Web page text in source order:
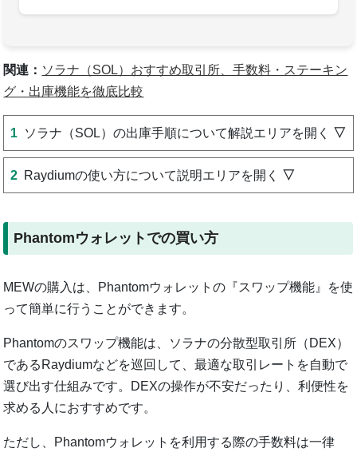
関連： ソラナ（SOL）おすすめ取引所、手数料・ステーキン
グ・出庫機能を徹底比較
ソラナ（SOL）の出庫手順について解説エリアを開く
Raydiumの使い方について説明エリアを開く
Phantomウォレットでの買い方
MEWの購入は、Phantomウォレットの『スワップ機能』を使
って簡単に行うことができます。
Phantomのスワップ機能は、ソラナの分散型取引所（DEX）
であるRaydiumなどを巡回して、最適な取引レートを自動で
選び出す仕組みです。DEXの操作が不安だったり、利便性を
求める人におすすめです。
ただし、Phantomウォレットを利用する際の手数料は一律